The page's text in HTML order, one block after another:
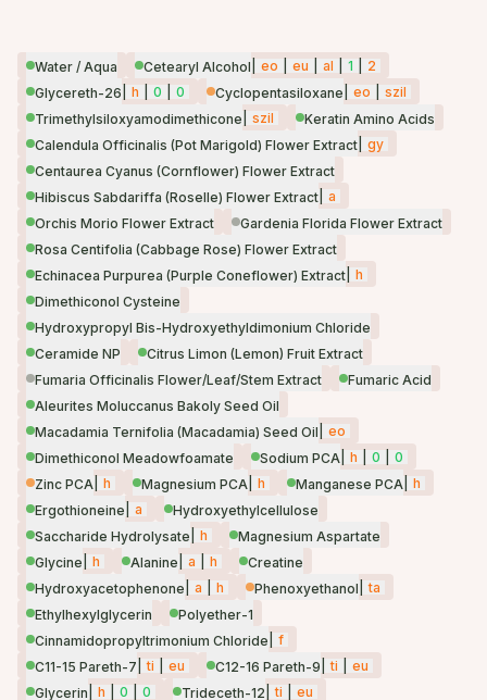
Water / Aqua Cetearyl Alcohol eo eu al 1
2
Glycereth-26
h 0 0 Cyclopentasiloxane eo
szil
Trimethylsiloxyamodimethicone
szil
Keratin Amino Acids
Calendula Officinalis (Pot Marigold) Flower Extract gy
Centaurea Cyanus (Cornflower) Flower Extract
Hibiscus Sabdariffa (Roselle) Flower Extract a
Orchis Morio Flower Extract
Gardenia Florida Flower Extract
Rosa Centifolia (Cabbage Rose) Flower Extract
Echinacea Purpurea (Purple Coneflower) Extract h
Dimethiconol Cysteine
Hydroxypropyl Bis-Hydroxyethyldimonium Chloride
Ceramide NP
Citrus Limon (Lemon) Fruit Extract
Fumaria Officinalis Flower/Leaf/Stem Extract
Fumaric Acid
Aleurites Moluccanus Bakoly Seed Oil
Macadamia Ternifolia (Macadamia) Seed Oil
eo
Dimethiconol Meadowfoamate
Sodium PCA h 0
0
Zinc PCA h Magnesium PCA h Manganese PCA h
Ergothioneine
a
Hydroxyethylcellulose
Saccharide Hydrolysate
h
Magnesium Aspartate
Glycine
h Alanine a h
Creatine
Hydroxyacetophenone
a h Phenoxyethanol
ta
Ethylhexylglycerin
Polyether-1
Cinnamidopropyltrimonium Chloride
f
C11-15 Pareth-7
ti eu C12-16 Pareth-9 ti
eu
Glycerin
h 0 0 Trideceth-12 ti
eu